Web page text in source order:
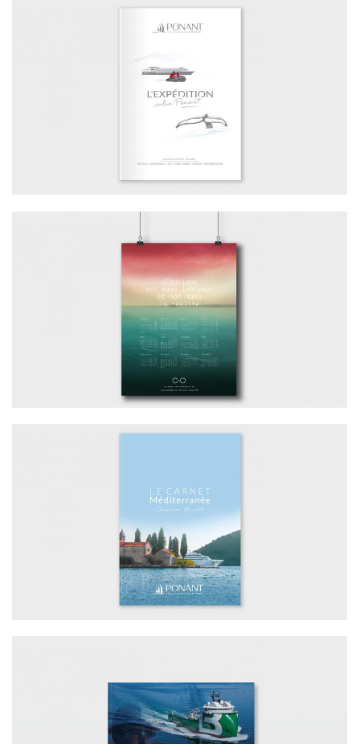
TOURISME / NOUVELLE MAQUETTE
CARNET EXPEDITION – PONANT
AGENCE – VOEUX 2017
NOUVELLE MAQUETTE CARNET – PONANT
MARITIME / APPEL D’OFFRES
CATALOGUE SERVICES ET FLOTTE